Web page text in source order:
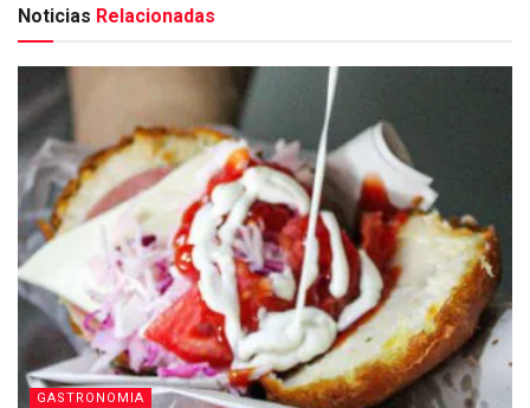
Noticias Relacionadas
GASTRONOMIA